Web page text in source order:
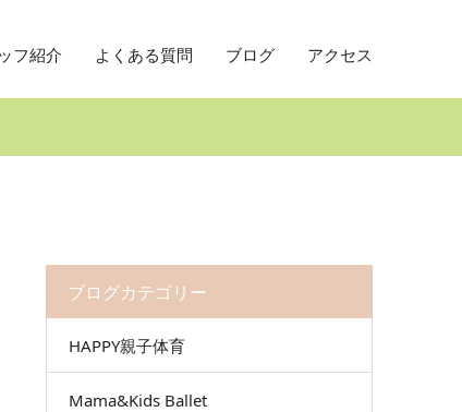
フ紹介 よくある質問 ブログ アクセス
ブログカテゴリー
HAPPY親子体育
Mama&Kids Ballet